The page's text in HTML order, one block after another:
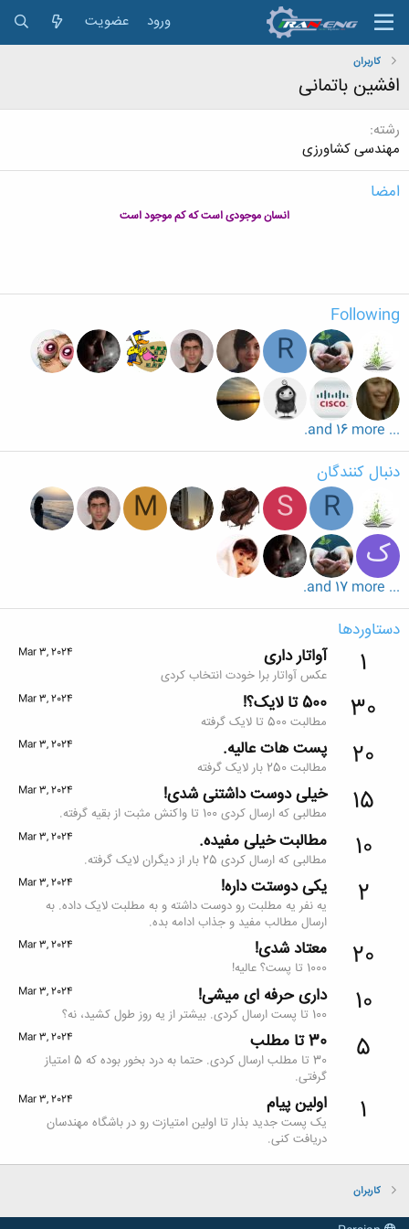
ورود عضویت
کاربران
افشین باتمانی
رشته
مهندسی کشاورزی
امضا
انسان موجودی است که کم موجود است
Following
R
... and 16 more.
دنبال کنندگان
R
S
M
ک
... and 17 more.
دستاوردها
1
Mar 3, 2024 آواتار داری
عکس آواتار برا خودت انتخاب کردی
30
Mar 3, 2024 500 تا لایک؟!
مطالبت 500 تا لایک گرفته
20
Mar 3, 2024 پست هات عالیه.
مطالبت 250 بار لایک گرفته
15
Mar 3, 2024 خیلی دوست داشتنی شدی!
مطالبی که ارسال کردی 100 تا واکنش مثبت از بقیه گرفته.
10
Mar 3, 2024 مطالبت خیلی مفیده.
مطالبی که ارسال کردی 25 بار از دیگران لایک گرفته.
2
Mar 3, 2024 یکی دوستت داره!
یه نفر یه مطلبت رو دوست داشته و به مطلبت لایک داده. به
ارسال مطالب مفید و جذاب ادامه بده.
20
Mar 3, 2024 معتاد شدی!
1000 تا پست؟ عالیه!
10
Mar 3, 2024 داری حرفه ای میشی!
100 تا پست ارسال کردی. بیشتر از یه روز طول کشید، نه؟
5
Mar 3, 2024 30 تا مطلب
30 تا مطلب ارسال کردی. حتما به درد بخور بوده که 5 امتیاز
گرفتی.
1
Mar 3, 2024 اولین پیام
یک پست جدید بذار تا اولین امتیازت رو در باشگاه مهندسان
دریافت کنی.
کاربران